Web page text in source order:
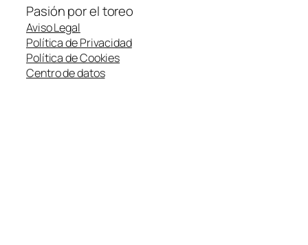
Pasión por el toreo
Aviso Legal
Política de Privacidad
Política de Cookies
Centro de datos